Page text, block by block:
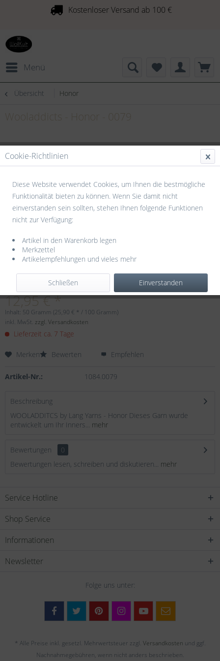
Kostenloser Versand ab 100 €
Menü
Übersicht Honor
Dieser Artikel steht derzeit nicht zur Verfügung!
12,95 € *
Inhalt: 50 Gramm (25,90 € * / 100 Gramm)
inkl. MwSt. zzgl. Versandkosten
Lieferzeit ca. 7 Tage
Merken Bewerten Empfehlen
Artikel-Nr.: 1084.0079
Beschreibung
WOOLADDITCS by Lang Yarns - Honor Dieses Garn wurde
entwickelt um Ihr Inners... mehr
Bewertungen
0
Bewertungen lesen, schreiben und diskutieren... mehr
Service Hotline
Shop Service
Informationen
Newsletter
Folge uns unter:
* Alle Preise inkl. gesetzl. Mehrwertsteuer zzgl. Versandkosten und ggf.
Nachnahmegebühren, wenn nicht anders beschrieben.
Cookie-Richtlinien
Diese Website verwendet Cookies, um Ihnen die bestmögliche
Funktionalität bieten zu können. Wenn Sie damit nicht
einverstanden sein sollten, stehen Ihnen folgende Funktionen
nicht zur Verfügung:
Artikel in den Warenkorb legen
Merkzettel
Artikelempfehlungen und vieles mehr
Einverstanden
Schließen